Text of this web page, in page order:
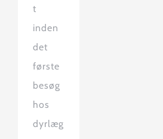
t
inden
det
første
besøg
hos
dyrlæg